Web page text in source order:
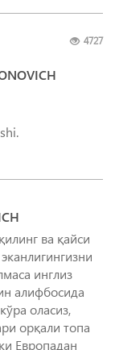
4727
ва қайси
инглиз
алифбосида
оласиз,
орқали топа
Европадан